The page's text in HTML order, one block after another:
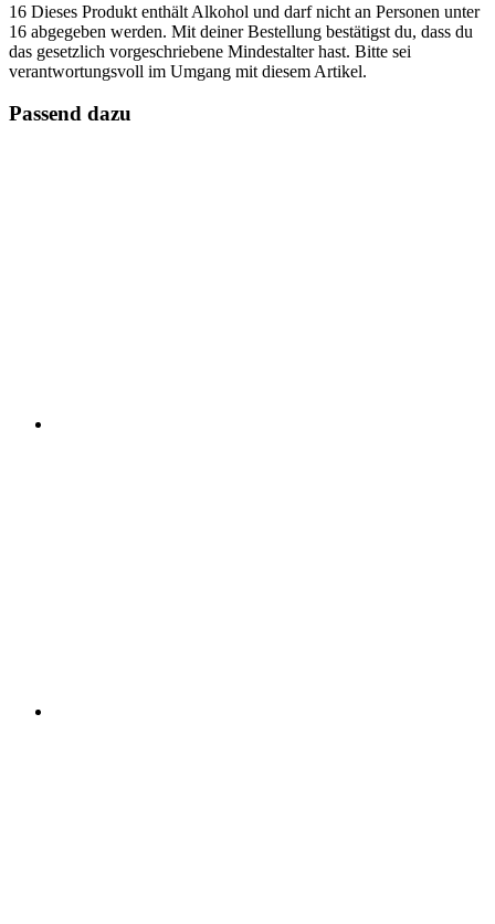
16 Dieses Produkt enthält Alkohol und darf nicht an Personen unter
16 abgegeben werden. Mit deiner Bestellung bestätigst du, dass du
das gesetzlich vorgeschriebene Mindestalter hast. Bitte sei
verantwortungsvoll im Umgang mit diesem Artikel.
Passend dazu